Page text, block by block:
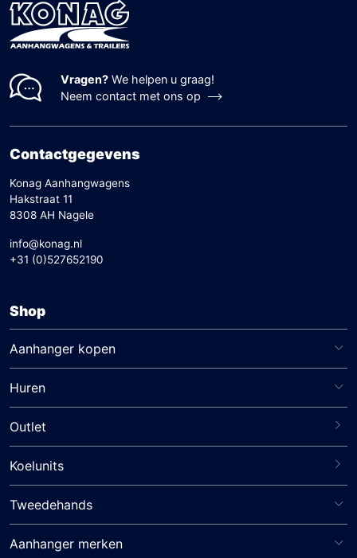
Vragen? We helpen u graag!
Neem contact met ons op
Contactgegevens
Konag Aanhangwagens
Hakstraat 11
8308 AH Nagele
info@konag.nl
+31 (0)527652190
Shop
Aanhanger kopen
Huren
Outlet
Koelunits
Tweedehands
Aanhanger merken